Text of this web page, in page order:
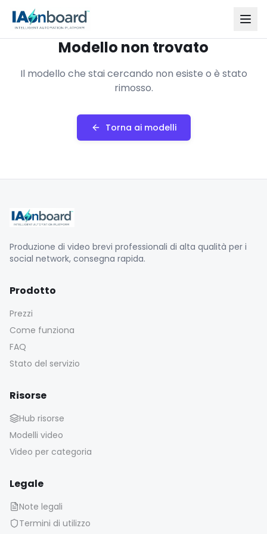
Modello non trovato
Il modello che stai cercando non esiste o è stato
rimosso.
Torna ai modelli
Produzione di video brevi professionali di alta qualità per i
social network, consegna rapida.
Prodotto
Prezzi
Come funziona
FAQ
Stato del servizio
Risorse
Hub risorse
Modelli video
Video per categoria
Legale
Note legali
Termini di utilizzo